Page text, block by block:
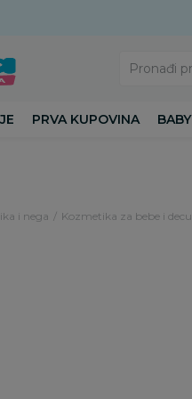
Pronađi
PRVA KUPOVINA
i nega Kozmetika za bebe i decu